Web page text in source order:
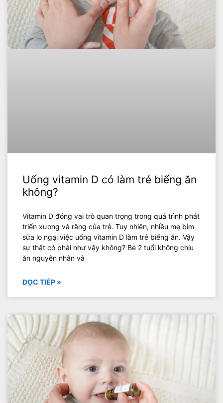
Uống vitamin D có làm trẻ biếng ăn
không?
Vitamin D đóng vai trò quan trọng trong quá trình phát
triển xương và răng của trẻ. Tuy nhiên, nhiều mẹ bỉm
sữa lo ngại việc uống vitamin D làm trẻ biếng ăn. Vậy
sự thật có phải như vậy không? Bé 2 tuổi không chịu
ăn nguyên nhân và
ĐỌC TIẾP »